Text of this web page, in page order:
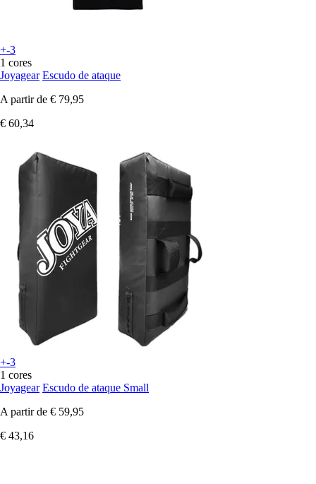
+-3
1 cores
Joyagear Escudo de ataque
A partir de € 79,95
€ 60,34
+-3
1 cores
Joyagear Escudo de ataque Small
A partir de € 59,95
€ 43,16